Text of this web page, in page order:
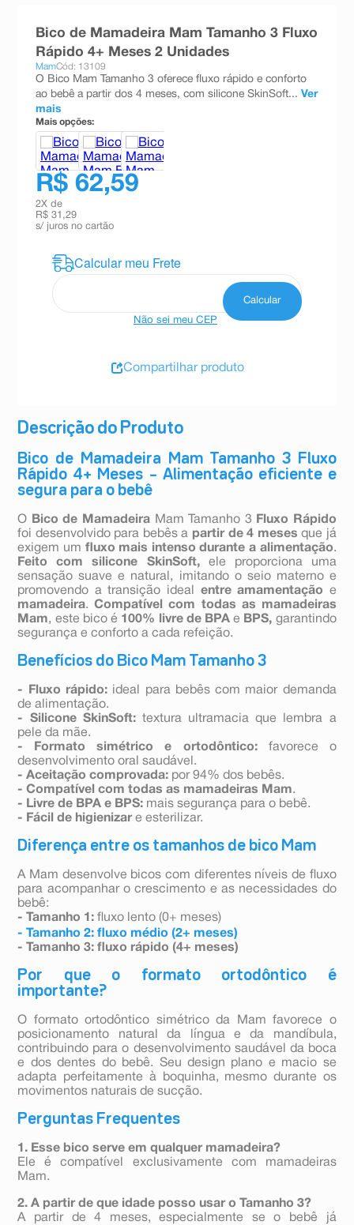
esmalte
10ºabsorvente
Descrição do Produto
Bico de Mamadeira Mam Tamanho 3 Fluxo
Rápido 4+ Meses – Alimentação eficiente e
segura para o bebê
O Bico de MamadeiraMam Tamanho 3 Fluxo Rápido
foi desenvolvido para bebês a partir de 4 meses que já
exigem um fluxo mais intenso durante a alimentação.
Feito com silicone SkinSoft,ele proporciona uma
sensação suave e natural, imitando o seio materno e
promovendo a transição ideal entre amamentação e
mamadeira.Compatível com todas as mamadeiras
Mam, este bico é 100% livre de BPAe BPS, garantindo
segurança e conforto a cada refeição.
Benefícios do Bico Mam Tamanho 3
- Fluxo rápido:ideal para bebês com maior demanda
de alimentação.
- Silicone SkinSoft:textura ultramacia que lembra a
pele da mãe.
- Formato simétrico e ortodôntico: favorece o
desenvolvimento oral saudável.
- Aceitação comprovada: por 94% dos bebês.
- Compatível com todas as mamadeiras Mam.
- Livre de BPA e BPS: mais segurança para o bebê.
- Fácil de higienizare esterilizar.
Diferença entre os tamanhos de bico Mam
A Mam desenvolve bicos com diferentes níveis de fluxo
para acompanhar o crescimento e as necessidades do
bebê:
- Tamanho 1: fluxo lento (0+ meses)
- Tamanho 2: fluxo médio (2+ meses)
- Tamanho 3: fluxo rápido (4+ meses)
Por que o formato ortodôntico é
importante?
O formato ortodôntico simétrico da Mam favorece o
posicionamento natural da língua e da mandíbula,
contribuindo para o desenvolvimento saudável da boca
e dos dentes do bebê. Seu design plano e macio se
adapta perfeitamente à boquinha, mesmo durante os
movimentos naturais de sucção.
Perguntas Frequentes
1. Esse bico serve em qualquer mamadeira?
Ele é compatível exclusivamente com mamadeiras
Mam.
2. A partir de que idade posso usar o Tamanho 3?
A partir de 4 meses, especialmente se o bebê já
Bico de Mamadeira Mam Tamanho 3 Fluxo
Rápido 4+ Meses 2 Unidades
MamCód: 13109
O Bico Mam Tamanho 3 oferece fluxo rápido e conforto
ao bebê a partir dos 4 meses, com silicone SkinSoft... Ver
mais
Mais opções:
R$ 62,59
2X de
R$ 31,29
s/ juros no cartão
Não sei meu CEP
Compartilhar produto